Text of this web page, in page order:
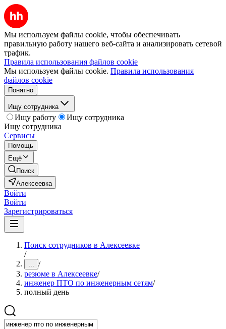
Мы используем файлы cookie, чтобы обеспечивать
правильную работу нашего веб-сайта и анализировать сетевой
трафик.
Правила использования файлов cookie
Мы используем файлы cookie. Правила использования
файлов cookie
Понятно
Ищу сотрудника
Ищу работу
Ищу сотрудника
Ищу сотрудника
Сервисы
Помощь
Ещё
Поиск
Алексеевка
Войти
Войти
Зарегистрироваться
Поиск сотрудников в Алексеевке
/
... /
резюме в Алексеевке/
инженер ПТО по инженерным сетям/
полный день